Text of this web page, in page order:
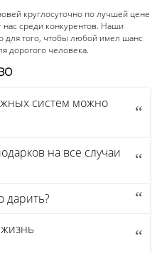
круглосуточно по лучшей цене
среди конкурентов. Наши
для того, чтобы любой имел шанс
дорогого человека.
систем можно
на все случаи
дарить?